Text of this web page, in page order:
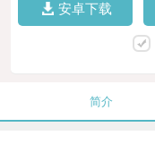
安卓下载
简介